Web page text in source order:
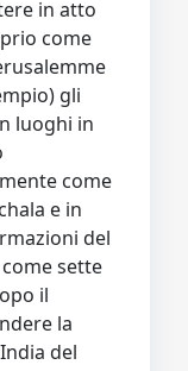
in atto
come
gli
luoghi in
come
e in
del
sette
il
la
del